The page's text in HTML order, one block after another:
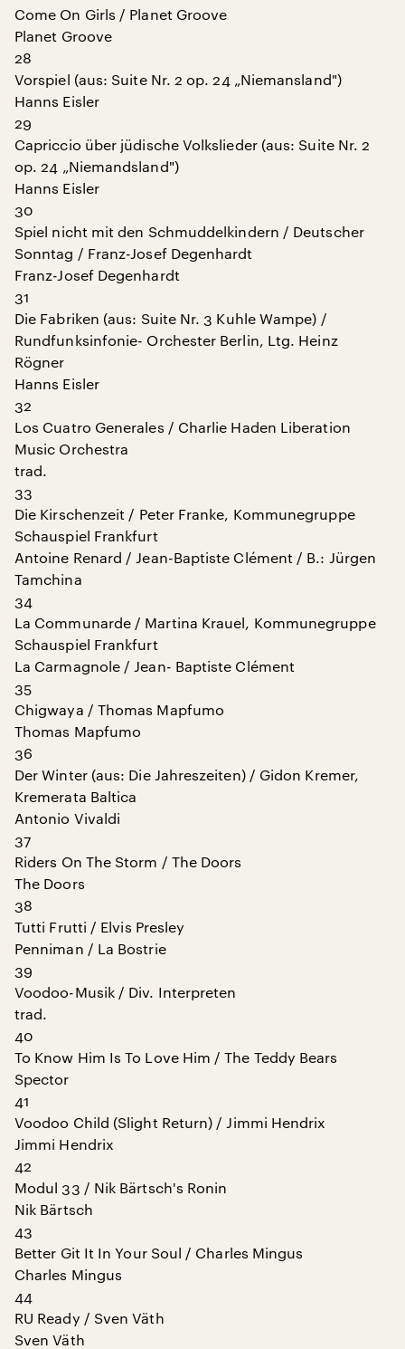
Come On Girls / Planet Groove
Planet Groove
28
Vorspiel (aus: Suite Nr. 2 op. 24 „Niemansland")
Hanns Eisler
29
Capriccio über jüdische Volkslieder (aus: Suite Nr. 2
op. 24 „Niemandsland")
Hanns Eisler
30
Spiel nicht mit den Schmuddelkindern / Deutscher
Sonntag / Franz-Josef Degenhardt
Franz-Josef Degenhardt
31
Die Fabriken (aus: Suite Nr. 3 Kuhle Wampe) /
Rundfunksinfonie- Orchester Berlin, Ltg. Heinz
Rögner
Hanns Eisler
32
Los Cuatro Generales / Charlie Haden Liberation
Music Orchestra
trad.
33
Die Kirschenzeit / Peter Franke, Kommunegruppe
Schauspiel Frankfurt
Antoine Renard / Jean-Baptiste Clément / B.: Jürgen
Tamchina
34
La Communarde / Martina Krauel, Kommunegruppe
Schauspiel Frankfurt
La Carmagnole / Jean- Baptiste Clément
35
Chigwaya / Thomas Mapfumo
Thomas Mapfumo
36
Der Winter (aus: Die Jahreszeiten) / Gidon Kremer,
Kremerata Baltica
Antonio Vivaldi
37
Riders On The Storm / The Doors
The Doors
38
Tutti Frutti / Elvis Presley
Penniman / La Bostrie
39
Voodoo-Musik / Div. Interpreten
trad.
40
To Know Him Is To Love Him / The Teddy Bears
Spector
41
Voodoo Child (Slight Return) / Jimmi Hendrix
Jimmi Hendrix
42
Modul 33 / Nik Bärtsch's Ronin
Nik Bärtsch
43
Better Git It In Your Soul / Charles Mingus
Charles Mingus
44
RU Ready / Sven Väth
Sven Väth